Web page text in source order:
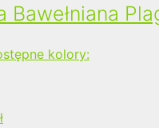
Bawełniana
kolory: